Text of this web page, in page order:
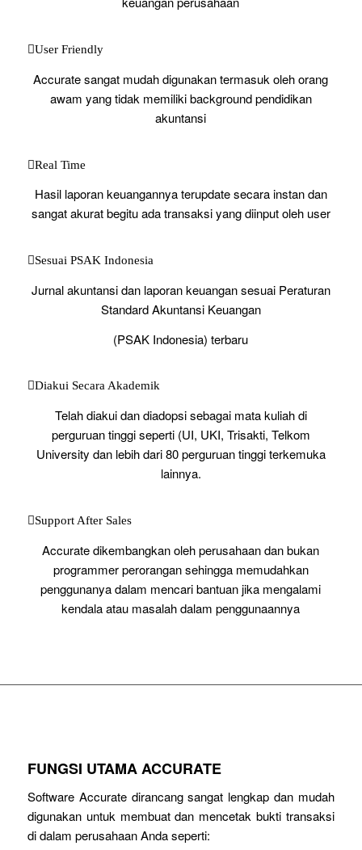
User Friendly
Accurate sangat mudah digunakan termasuk oleh orang
awam yang tidak memiliki background pendidikan
akuntansi
Real Time
Hasil laporan keuangannya terupdate secara instan dan
sangat akurat begitu ada transaksi yang diinput oleh user
Sesuai PSAK Indonesia
Jurnal akuntansi dan laporan keuangan sesuai Peraturan
Standard Akuntansi Keuangan
(PSAK Indonesia) terbaru
Diakui Secara Akademik
Telah diakui dan diadopsi sebagai mata kuliah di
perguruan tinggi seperti (UI, UKI, Trisakti, Telkom
University dan lebih dari 80 perguruan tinggi terkemuka
lainnya.
Support After Sales
Accurate dikembangkan oleh perusahaan dan bukan
programmer perorangan sehingga memudahkan
penggunanya dalam mencari bantuan jika mengalami
kendala atau masalah dalam penggunaannya
FUNGSI UTAMA ACCURATE
Software Accurate dirancang sangat lengkap dan mudah
digunakan untuk membuat dan mencetak bukti transaksi
di dalam perusahaan Anda seperti: